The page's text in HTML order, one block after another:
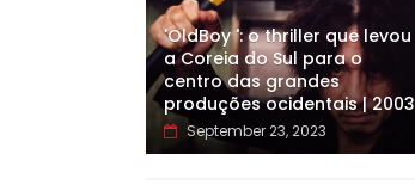
'OldBoy ': o thriller que levou
a Coreia do Sul para o
centro das grandes
produções ocidentais | 2003
September 23, 2023